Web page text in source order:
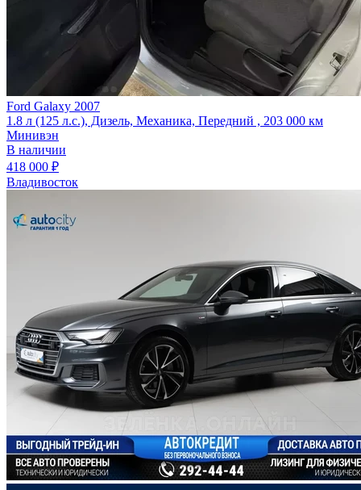
Ford Galaxy 2007
1.8 л (125 л.с.), Дизель, Механика, Передний , 203 000 км
Минивэн
В наличии
418 000 ₽
Владивосток